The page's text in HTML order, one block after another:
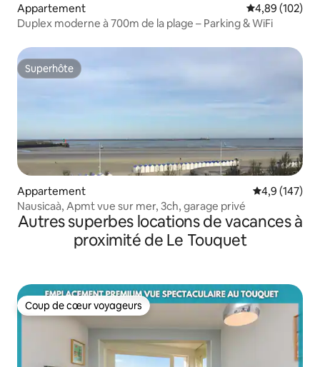
Appartement Évaluation
4,89 (102)
Duplex moderne à 700m de la plage – Parking & WiFi
Superhôte
Superhôte
Appartement Évaluation
4,9 (147)
Nausicaà, Apmt vue sur mer, 3ch, garage privé
Autres superbes locations de vacances à
proximité de Le Touquet
Coup de cœur voyageurs
Coup de cœur voyageurs